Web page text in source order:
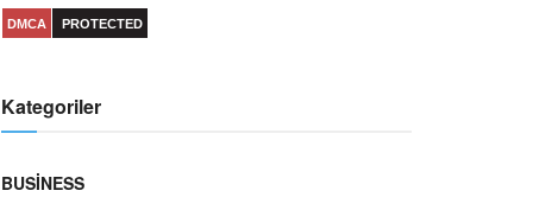
DMCA PROTECTED
Kategoriler
BUSINESS